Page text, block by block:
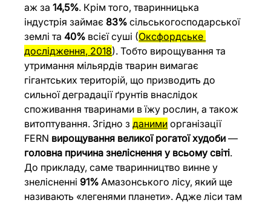
аж за 14,5%. Крім того, тваринницька
індустрія займає 83% сільськогосподарської
землі та 40% всієї суші (Оксфордське
дослідження, 2018). Тобто вирощування та
утримання мільярдів тварин вимагає
гігантських територій, що призводить до
сильної деградації ґрунтів внаслідок
споживання тваринами в їжу рослин, а також
витоптування. Згідно з даними організації
FERN вирощування великої рогатої худоби —
головна причина знеліснення у всьому світі.
До прикладу, саме тваринництво винне у
знелісненні 91% Амазонського лісу, який ще
називають «легенями планети». Адже ліси там